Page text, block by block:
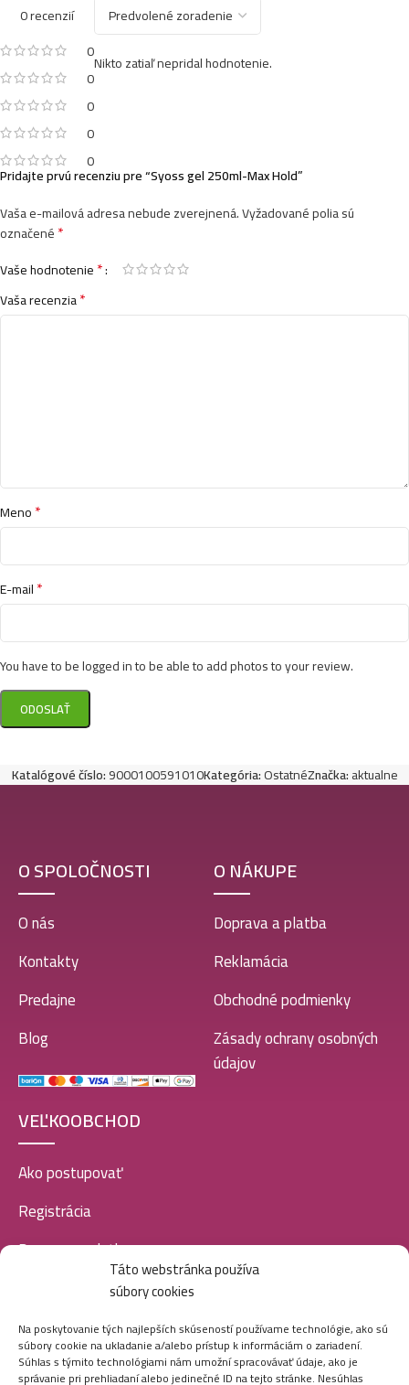
Táto webstránka používa
súbory cookies
Na poskytovanie tých najlepších skúseností používame technológie, ako sú
súbory cookie na ukladanie a/alebo prístup k informáciám o zariadení.
Súhlas s týmito technológiami nám umožní spracovávať údaje, ako je
správanie pri prehliadaní alebo jedinečné ID na tejto stránke. Nesúhlas
0 recenzií
0
0
0
0
0
Nikto zatiaľ nepridal hodnotenie.
Pridajte prvú recenziu pre “Syoss gel 250ml-Max Hold”
Vaša e-mailová adresa nebude zverejnená.Vyžadované polia sú
označené*
Vaše hodnotenie*
Vaša recenzia*
Meno*
E-mail*
You have to be logged in to be able to add photos to your review.
Katalógové číslo:9000100591010Kategória:OstatnéZnačka:aktualne
O SPOLOČNOSTI
O nás
Kontakty
Predajne
Blog
O NÁKUPE
Doprava a platba
Reklamácia
Obchodné podmienky
Zásady ochrany osobných
údajov
VEĽKOOBCHOD
Ako postupovať
Registrácia
Doprava a platba
SOCIÁLNE SIETE